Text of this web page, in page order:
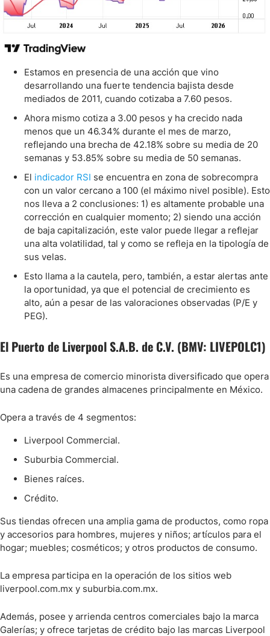
Estamos en presencia de una acción que vino
desarrollando una fuerte tendencia bajista desde
mediados de 2011, cuando cotizaba a 7.60 pesos.
Ahora mismo cotiza a 3.00 pesos y ha crecido nada
menos que un 46.34% durante el mes de marzo,
reflejando una brecha de 42.18% sobre su media de 20
semanas y 53.85% sobre su media de 50 semanas.
El indicador RSI se encuentra en zona de sobrecompra
con un valor cercano a 100 (el máximo nivel posible). Esto
nos lleva a 2 conclusiones: 1) es altamente probable una
corrección en cualquier momento; 2) siendo una acción
de baja capitalización, este valor puede llegar a reflejar
una alta volatilidad, tal y como se refleja en la tipología de
sus velas.
Esto llama a la cautela, pero, también, a estar alertas ante
la oportunidad, ya que el potencial de crecimiento es
alto, aún a pesar de las valoraciones observadas (P/E y
PEG).
El Puerto de Liverpool S.A.B. de C.V. (BMV: LIVEPOLC1)
Es una empresa de comercio minorista diversificado que opera
una cadena de grandes almacenes principalmente en México.
Opera a través de 4 segmentos:
Liverpool Commercial.
Suburbia Commercial.
Bienes raíces.
Crédito.
Sus tiendas ofrecen una amplia gama de productos, como ropa
y accesorios para hombres, mujeres y niños; artículos para el
hogar; muebles; cosméticos; y otros productos de consumo.
La empresa participa en la operación de los sitios web
liverpool.com.mx y suburbia.com.mx.
Además, posee y arrienda centros comerciales bajo la marca
Galerías; y ofrece tarjetas de crédito bajo las marcas Liverpool